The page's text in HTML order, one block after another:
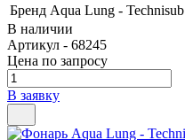
Бренд Aqua Lung - Technisub
В наличии
Артикул - 68245
Цена по запросу
В заявку